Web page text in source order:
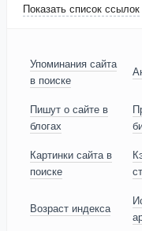
Показать список ссылок
Упоминания сайта
в поиске
Пишут о сайте в
блогах
Картинки сайта в
поиске
Возраст индекса